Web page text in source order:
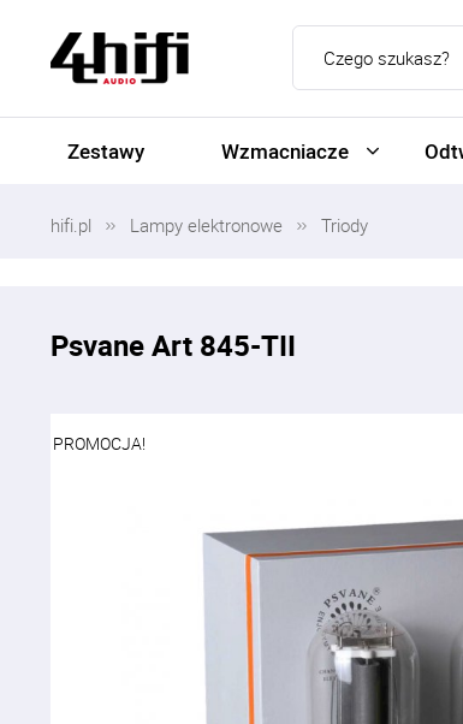
Zestawy Wzmacniacze
hifi.pl Lampy elektronowe Triody
Psvane Art 845-TII
PROMOCJA!